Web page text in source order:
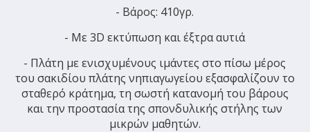
- Βάρος: 410γρ.
- Με 3D εκτύπωση και έξτρα αυτιά
- Πλάτη με ενισχυμένους ιμάντες στο πίσω μέρος
του σακιδίου πλάτης νηπιαγωγείου εξασφαλίζουν το
σταθερό κράτημα, τη σωστή κατανομή του βάρους
και την προστασία της σπονδυλικής στήλης των
μικρών μαθητών.